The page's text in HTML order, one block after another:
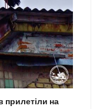
прилетіли на